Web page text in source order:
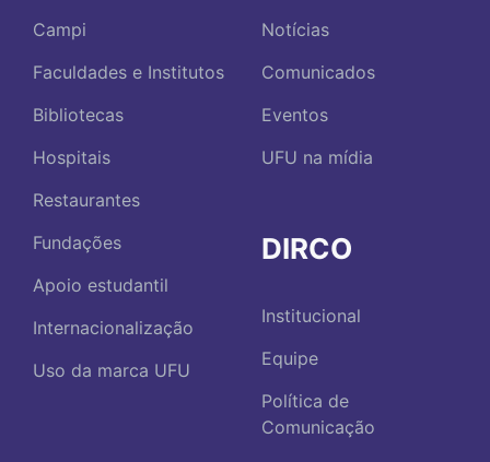
Campi
Faculdades e Institutos
Bibliotecas
Hospitais
Restaurantes
Fundações
Apoio estudantil
Internacionalização
Uso da marca UFU
Notícias
Comunicados
Eventos
UFU na mídia
DIRCO
Institucional
Equipe
Política de
Comunicação